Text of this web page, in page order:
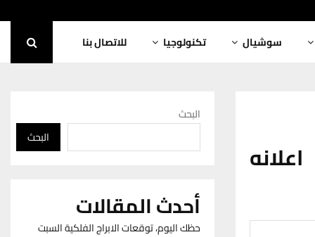
سوشيال تكنولوجيا للاتصال بنا
البحث
البحث
أحدث المقالات
حظك اليوم، توقعات الابراج الفلكية السبت